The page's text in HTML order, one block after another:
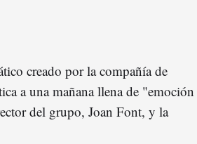
creado por la compañía de
a una mañana llena de "emoción
del grupo, Joan Font, y la